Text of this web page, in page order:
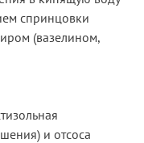
спринцовки
(вазелином,
и отсоса